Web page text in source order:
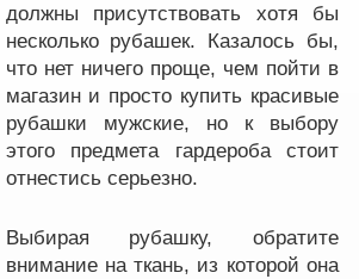
должны присутствовать хотя бы
несколько рубашек. Казалось бы,
что нет ничего проще, чем пойти в
магазин и просто купить красивые
рубашки мужские, но к выбору
этого предмета гардероба стоит
отнестись серьезно.
Выбирая рубашку, обратите
внимание на ткань, из которой она